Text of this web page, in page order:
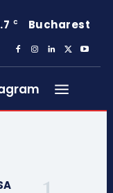
C Bucharest